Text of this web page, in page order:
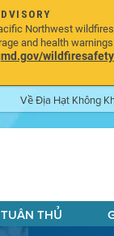
Northwest
and health
wildfiresafety
Về Địa Hạt Không
THỦ